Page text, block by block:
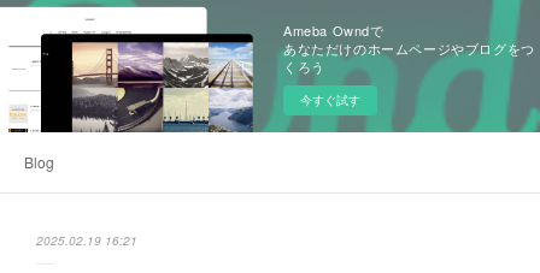
Ameba Owndで
あなただけのホームページやブログをつ
くろう
今すぐ試す
Blog
2025.02.19 16:21